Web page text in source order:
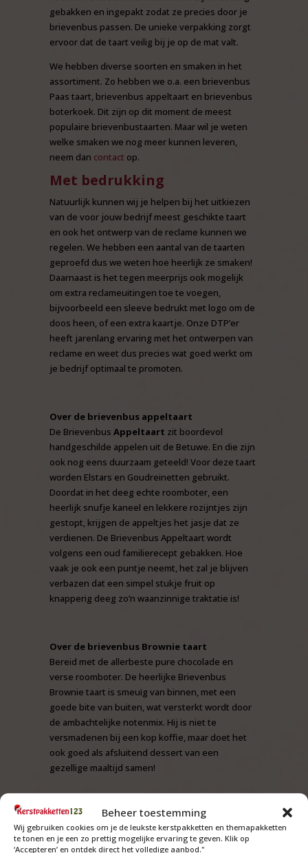
Beheer toestemming
Wij gebruiken cookies om je de leukste kerstpakketten en themapakketten
te tonen en je een zo prettig mogelijke ervaring te geven. Klik op
‘Accepteren’ en ontdek direct het volledige aanbod."
gebakken en ingepakt zodat ze precies door je
brievenbus passen. De unieke verpakking zorgt
ervoor dat de taart veilig bij je op de mat valt.
We hebben diverse soorten en smaken in het
assortiment. Zo hebben we o.a. een brievenbus
Paas taart, brievenbus appeltaart en brievenbus
boterkoek. Dit zijn op dit moment de meest
populaire brievenbustaarten. Maar wil je weten
welke smaken we nog meer kunnen leveren,
neem dan contact op.
Met bedrukking
Natuurlijk kunnen wij je helpen bij het uitkiezen
van de voor jouw bedrijf meest geschikte taart
en ook het ontwerp van de reclame kunnen we
regelen. We hebben een aantal van de taarten
geproefd dus we weten hoe heerlijk ze smaken!
Daarnaast is het tegen meerprijs ook mogelijk
om extra reclameuitingen toe te voegen,
bijvoorbeeld een sleeve bedrukt met logo om de
doos heen, of een extra kaartje. Onze DTP’er
heeft jarenlang ervaring met het ontwerpen van
reclame en weet dus precies wat goed werkt om
je bedrijf optimaal te promoten.
Over de brievenbus appeltaart
De BrievenbusAppeltaart zit boordevol
handgeschilde appelen uit de Betuwe. En die zijn
ook nog eens duurzaam geteeld! Voor deze taart
worden Elstars en Goudreinetten gebruikt.
Doordat in het deeg echte roomboter, een
heerlijk snufje kaneel en lekkere rozijntjes zijn
gestopt, krijgen de appeltjes het jasje dat ze
verdienen. De Brievenbus Appeltaart wordt
volgens een oud familierecept gebakken. Hoe
vaak je ook een puntje neemt, het zal je blijven
verbazen dat een simpel stukje fruit op
knapperig deeg zo’n waanzinnige traktatie is!
Over de brievenbus Brownie taart
Bereid met de allerbeste pure chocolade en
verse roomboter. De heerlijke Brievenbus
Brownie taart is smeuïg van binnen, met een
goede bite van buiten, wat versterkt wordt door
de ambachtelijke notenmix. Hij is niet te
versmadenen bij een kop koffie, maar doet het
ook goed als afsluitend dessert van een
gezellige maaltijd samen!
Over de brievenbus boterkoek
De boterkoek is een echte Hollandse klassieker,
volgens recept wat binnen de familie van